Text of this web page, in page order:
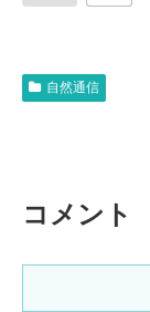
自然通信
コメント